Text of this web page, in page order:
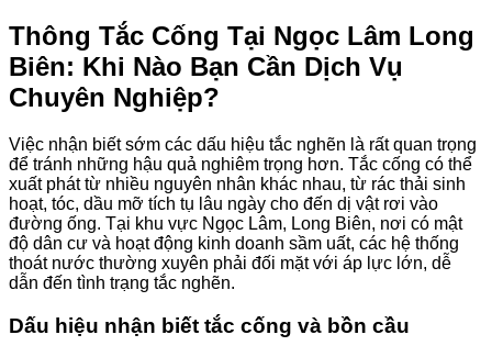
Thông Tắc Cống Tại Ngọc Lâm Long
Biên: Khi Nào Bạn Cần Dịch Vụ
Chuyên Nghiệp?
Việc nhận biết sớm các dấu hiệu tắc nghẽn là rất quan trọng
để tránh những hậu quả nghiêm trọng hơn. Tắc cống có thể
xuất phát từ nhiều nguyên nhân khác nhau, từ rác thải sinh
hoạt, tóc, dầu mỡ tích tụ lâu ngày cho đến dị vật rơi vào
đường ống. Tại khu vực Ngọc Lâm, Long Biên, nơi có mật
độ dân cư và hoạt động kinh doanh sầm uất, các hệ thống
thoát nước thường xuyên phải đối mặt với áp lực lớn, dễ
dẫn đến tình trạng tắc nghẽn.
Dấu hiệu nhận biết tắc cống và bồn cầu